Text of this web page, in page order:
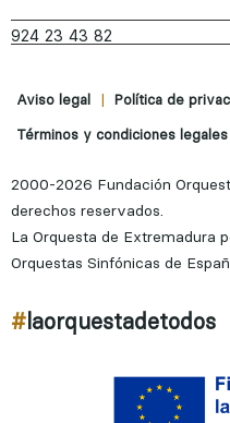
924 23 43 82
Aviso legal | Política de
Términos y condiciones legales
2000-2026 Fundación
derechos reservados.
La Orquesta de Extremadura
Orquestas Sinfónicas de
#laorquestadetodos